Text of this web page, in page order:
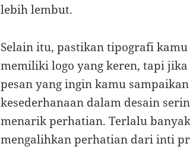
lebih lembut.
Selain itu, pastikan tipografi
memiliki logo yang keren, tapi
pesan yang ingin kamu
kesederhanaan dalam desain
menarik perhatian. Terlalu
mengalihkan perhatian dari inti